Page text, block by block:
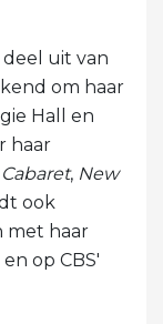
deel uit van
om haar
Hall en
haar
Cabaret, New
ook
met haar
op CBS'